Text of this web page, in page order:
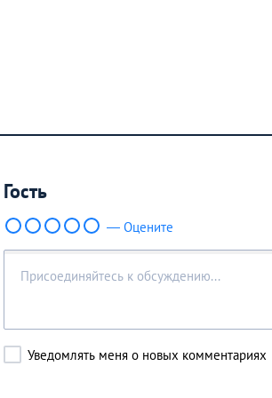
Гость
— Оцените
Уведомлять меня о новых комментариях